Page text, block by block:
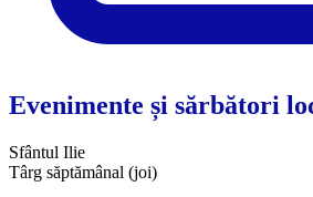
Evenimente și sărbători
Sfântul Ilie
Târg săptămânal (joi)